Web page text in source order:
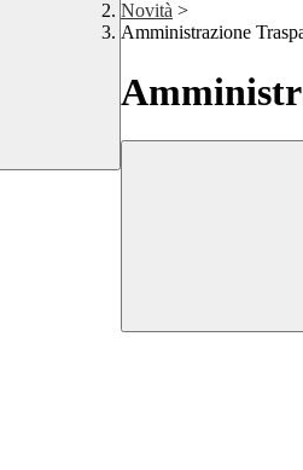
Novità >
Amministrazione